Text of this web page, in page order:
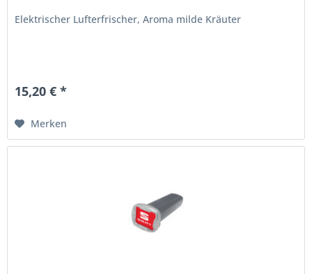
Elektrischer Lufterfrischer, Aroma milde Kräuter
15,20 € *
Merken